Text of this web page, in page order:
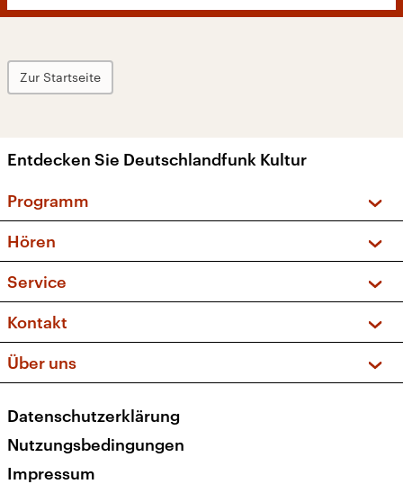
Zur Startseite
Entdecken Sie Deutschlandfunk Kultur
Programm
Sendungen und Podcasts
Musikliste
Kakadu – Das Kinderprogramm
Hören
Frequenzen (UKW + DAB+)
Service
FAQ
Apps
Newsletter
Veranstaltungen
Kontakt
Social Media
Über uns
Presse
Karriere
Transparenz
Datenschutzerklärung
Nutzungsbedingungen
Impressum